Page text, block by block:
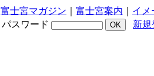
富士宮マガジン 富士宮案内
イメ
パスワード 新規